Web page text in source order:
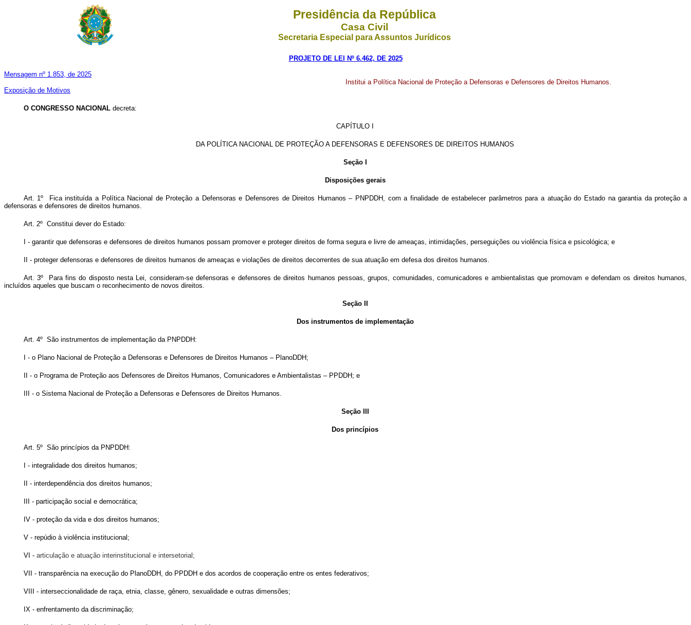
Presidência da República
Casa Civil
Secretaria Especial para Assuntos Jurídicos
PROJETO DE LEI Nº 6.462, DE 2025
Mensagem nº 1.853, de 2025
Exposição de Motivos
Institui a Política Nacional de Proteção a Defensoras e Defensores de Direitos Humanos.
O CONGRESSO NACIONALdecreta:
CAPÍTULO I
DA POLÍTICA NACIONAL DE PROTEÇÃO A DEFENSORAS E DEFENSORES DE DIREITOS HUMANOS
Seção I
Disposições gerais
Art. 1º Fica instituída a Política Nacional de Proteção a Defensoras e Defensores de Direitos Humanos – PNPDDH, com a finalidade de estabelecer parâmetros para a atuação do Estado na garantia da proteção a
defensoras e defensores de direitos humanos.
Art. 2º Constitui dever do Estado:
I - garantir que defensoras e defensores de direitos humanos possam promover e proteger direitos de forma segura e livre de ameaças, intimidações, perseguições ou violência física e psicológica; e
II - proteger defensoras e defensores de direitos humanos de ameaças e violações de direitos decorrentes de sua atuação em defesa dos direitos humanos.
Art. 3º Para fins do disposto nesta Lei, consideram-se defensoras e defensores de direitos humanos pessoas, grupos, comunidades, comunicadores e ambientalistas que promovam e defendam os direitos humanos,
incluídos aqueles que buscam o reconhecimento de novos direitos.
Seção II
Dos instrumentos de implementação
Art. 4º São instrumentos de implementação da PNPDDH:
I - o Plano Nacional de Proteção a Defensoras e Defensores de Direitos Humanos – PlanoDDH;
II - o Programa de Proteção aos Defensores de Direitos Humanos, Comunicadores e Ambientalistas – PPDDH; e
III - o Sistema Nacional de Proteção a Defensoras e Defensores de Direitos Humanos.
Seção III
Dos princípios
Art. 5º São princípios da PNPDDH:
I - integralidade dos direitos humanos;
II - interdependência dos direitos humanos;
III - participação social e democrática;
IV - proteção da vida e dos direitos humanos;
V - repúdio à violência institucional;
VI - articulação e atuação interinstitucional e intersetorial;
VII - transparência na execução do PlanoDDH, do PPDDH e dos acordos de cooperação entre os entes federativos;
VIII - interseccionalidade de raça, etnia, classe, gênero, sexualidade e outras dimensões;
IX - enfrentamento da discriminação;